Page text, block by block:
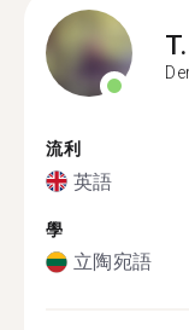
T.
流利
英語
學
立陶宛語